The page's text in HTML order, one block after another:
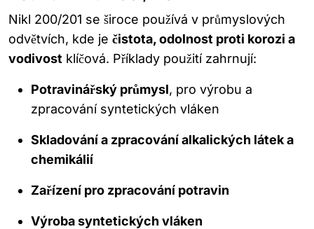
Nikl 200/201 se široce používá v průmyslových
odvětvích, kde je čistota, odolnost proti korozi a
vodivost klíčová. Příklady použití zahrnují:
Potravinářský průmysl, pro výrobu a
zpracování syntetických vláken
Skladování a zpracování alkalických látek a
chemikálií
Zařízení pro zpracování potravin
Výroba syntetických vláken